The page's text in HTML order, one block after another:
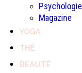
Psychologie
Magazine
YOGA
THÉ
BEAUTÉ